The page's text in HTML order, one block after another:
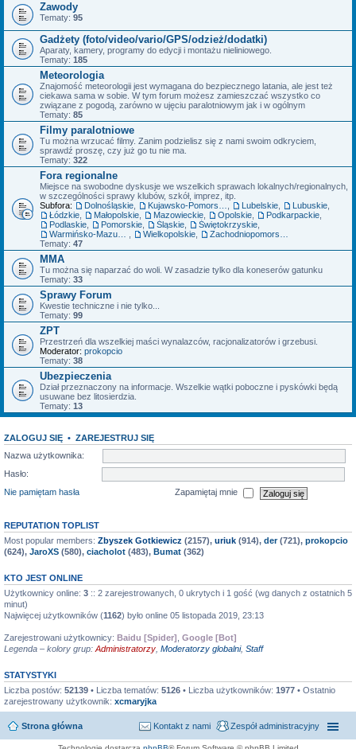
Zawody
Tematy: 95
Gadżety (foto/video/vario/GPS/odzież/dodatki)
Aparaty, kamery, programy do edycji i montażu nieliniowego.
Tematy: 185
Meteorologia
Znajomość meteorologii jest wymagana do bezpiecznego latania, ale jest też
ciekawa sama w sobie. W tym forum możesz zamieszczać wszystko co
związane z pogodą, zarówno w ujęciu paralotniowym jak i w ogólnym
Tematy: 85
Filmy paralotniowe
Tu można wrzucać filmy. Zanim podzielisz się z nami swoim odkryciem,
sprawdź proszę, czy już go tu nie ma.
Tematy: 322
Fora regionalne
Miejsce na swobodne dyskusje we wszelkich sprawach lokalnych/regionalnych,
w szczególności sprawy klubów, szkół, imprez, itp.
Subfora:
Dolnośląskie Lubelskie Lubuskie
Łódzkie
Małopolskie Mazowieckie Opolskie Podkarpackie
Podlaskie
Pomorskie Śląskie Świętokrzyskie
Wielkopolskie
Tematy: 47
MMA
Tu można się naparzać do woli. W zasadzie tylko dla koneserów gatunku
Tematy: 33
Sprawy Forum
Kwestie techniczne i nie tylko...
Tematy: 99
ZPT
Przestrzeń dla wszelkiej maści wynalazców, racjonalizatorów i grzebusi.
Moderator: prokopcio
Tematy: 38
Ubezpieczenia
Dział przeznaczony na informacje. Wszelkie wątki poboczne i pyskówki będą
usuwane bez litosierdzia.
Tematy: 13
ZALOGUJ SIĘ • ZAREJESTRUJ SIĘ
Nazwa użytkownika:
Hasło:
Nie pamiętam hasła
Zapamiętaj mnie
REPUTATION TOPLIST
Most popular members: Zbyszek Gotkiewicz (2157), uriuk (914), der(721), prokopcio
(624), JaroXS (580), ciacholot (483), Bumat (362)
KTO JEST ONLINE
Użytkownicy online: 3 :: 2 zarejestrowanych, 0 ukrytych i 1 gość (wg danych z ostatnich 5
minut)
Najwięcej użytkowników (1162) było online 05 listopada 2019, 23:13
Zarejestrowani użytkownicy: Baidu [Spider] Google [Bot]
Legenda – kolory grup: Administratorzy Moderatorzy globalni, Staff
STATYSTYKI
Liczba postów: 52139 • Liczba tematów: 5126 • Liczba użytkowników: 1977 • Ostatnio
zarejestrowany użytkownik: xcmaryjka
Strona główna Zespół administracyjny
Kontakt z nami